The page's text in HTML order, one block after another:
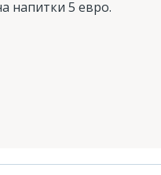
напитки 5 евро.